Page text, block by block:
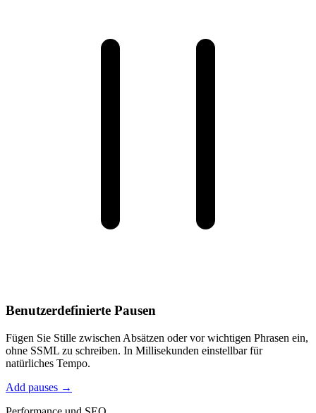
Benutzerdefinierte Pausen
Fügen Sie Stille zwischen Absätzen oder vor wichtigen Phrasen ein,
ohne SSML zu schreiben. In Millisekunden einstellbar für
natürliches Tempo.
Add pauses →